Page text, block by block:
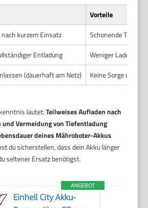
Vorteile
nach kurzem Einsatz
Schonende
Entladung
Weniger
(dauerhaft am Netz)
Keine Sorge ums
lautet:Teilweises Aufladen nach
und Vermeidung von Tiefentladung
deines Mähroboter-Akkus
du sicherstellen, dass dein Akku länger
seltener Ersatz benötigst.
ANGEBOT
Einhell City Akku-